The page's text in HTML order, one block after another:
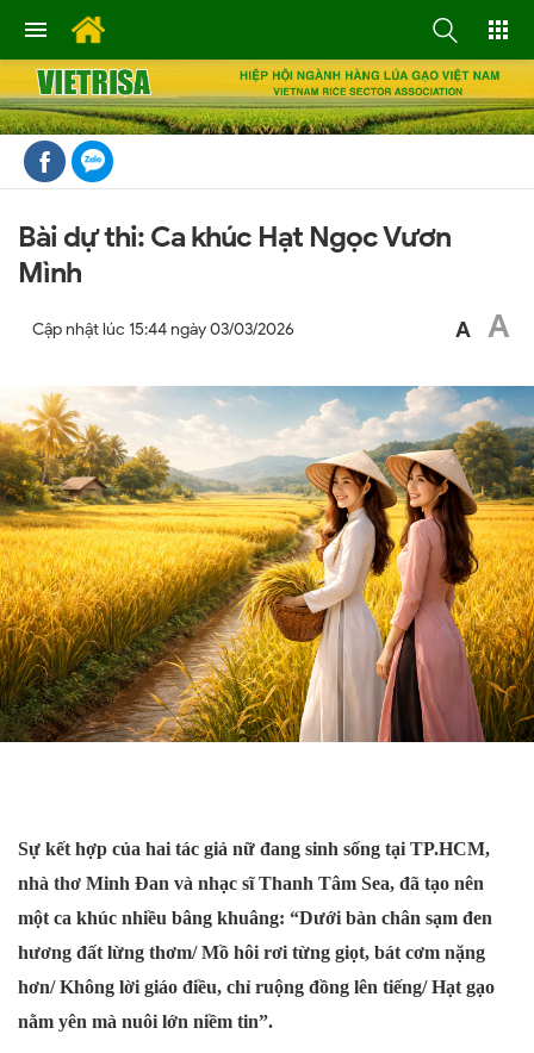
Bài dự thi: Ca khúc Hạt Ngọc Vươn
Mình
Cập nhật lúc 15:44 ngày 03/03/2026 A A
Sự kết hợp của hai tác giả nữ đang sinh sống tại TP.HCM,
nhà thơ Minh Đan và nhạc sĩ Thanh Tâm Sea, đã tạo nên
một ca khúc nhiều bâng khuâng: “Dưới bàn chân sạm đen
hương đất lừng thơm/ Mồ hôi rơi từng giọt, bát cơm nặng
hơn/ Không lời giáo điều, chỉ ruộng đồng lên tiếng/ Hạt gạo
nằm yên mà nuôi lớn niềm tin”.